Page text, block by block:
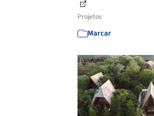
Projetos
Marcar